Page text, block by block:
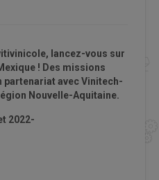
lancez-vous sur
! Des missions
partenariat avec Vinitech-
Nouvelle-Aquitaine.
2022-